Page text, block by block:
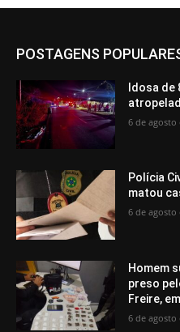
POSTAGENS
Idosa de
6 de agosto
Polícia
matou
6 de agosto
Homem
preso
Freire,
6 de agosto